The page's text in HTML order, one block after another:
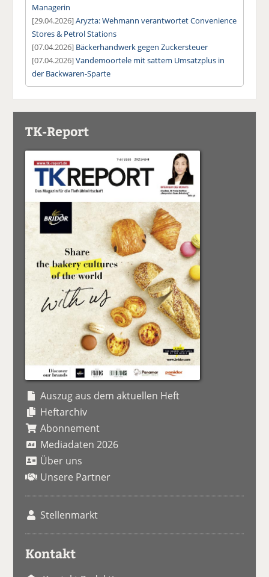
Managerin
[29.04.2026]Aryzta: Wehmann verantwortet Convenience
Stores & Petrol Stations
[07.04.2026] Bäckerhandwerk gegen Zuckersteuer
[07.04.2026]Vandemoortele mit sattem Umsatzplus in
der Backwaren-Sparte
TK-Report
Auszug aus dem aktuellen Heft
Heftarchiv
Abonnement
Mediadaten 2026
Über uns
Unsere Partner
Stellenmarkt
Kontakt